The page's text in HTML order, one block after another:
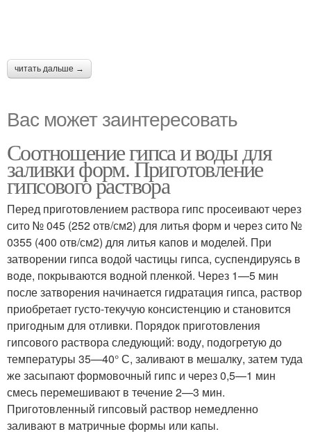
читать дальше →
Вас может заинтересовать
Соотношение гипса и воды для
заливки форм. Приготовление
гипсового раствора
Перед приготовлением раствора гипс просеивают через
сито № 045 (252 отв/см2) для литья форм и через сито №
0355 (400 отв/см2) для литья капов и моделей. При
затворении гипса водой частицы гипса, суспендируясь в
воде, покрываются водной пленкой. Через 1—5 мин
после затворения начинается гидратация гипса, раствор
приобретает густо-текучую консистенцию и становится
пригодным для отливки. Порядок приготовления
гипсового раствора следующий: воду, подогретую до
температуры 35—40° С, заливают в мешалку, затем туда
же засыпают формовочный гипс и через 0,5—1 мин
смесь перемешивают в течение 2—3 мин.
Приготовленный гипсовый раствор немедленно
заливают в матричные формы или капы.